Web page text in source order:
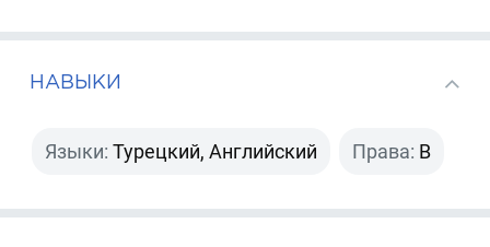
НАВЫКИ
Языки: Турецкий, Английский Права: B